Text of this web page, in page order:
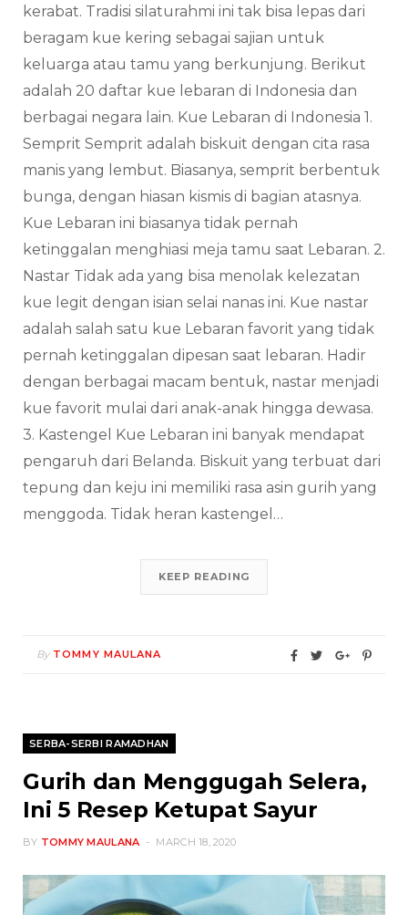
kerabat. Tradisi silaturahmi ini tak bisa lepas dari
beragam kue kering sebagai sajian untuk
keluarga atau tamu yang berkunjung. Berikut
adalah 20 daftar kue lebaran di Indonesia dan
berbagai negara lain. Kue Lebaran di Indonesia 1.
Semprit Semprit adalah biskuit dengan cita rasa
manis yang lembut. Biasanya, semprit berbentuk
bunga, dengan hiasan kismis di bagian atasnya.
Kue Lebaran ini biasanya tidak pernah
ketinggalan menghiasi meja tamu saat Lebaran. 2.
Nastar Tidak ada yang bisa menolak kelezatan
kue legit dengan isian selai nanas ini. Kue nastar
adalah salah satu kue Lebaran favorit yang tidak
pernah ketinggalan dipesan saat lebaran. Hadir
dengan berbagai macam bentuk, nastar menjadi
kue favorit mulai dari anak-anak hingga dewasa.
3. Kastengel Kue Lebaran ini banyak mendapat
pengaruh dari Belanda. Biskuit yang terbuat dari
tepung dan keju ini memiliki rasa asin gurih yang
menggoda. Tidak heran kastengel…
KEEP READING
By TOMMY MAULANA
SERBA-SERBI RAMADHAN
Gurih dan Menggugah Selera,
Ini 5 Resep Ketupat Sayur
BY TOMMY MAULANA MARCH 18, 2020